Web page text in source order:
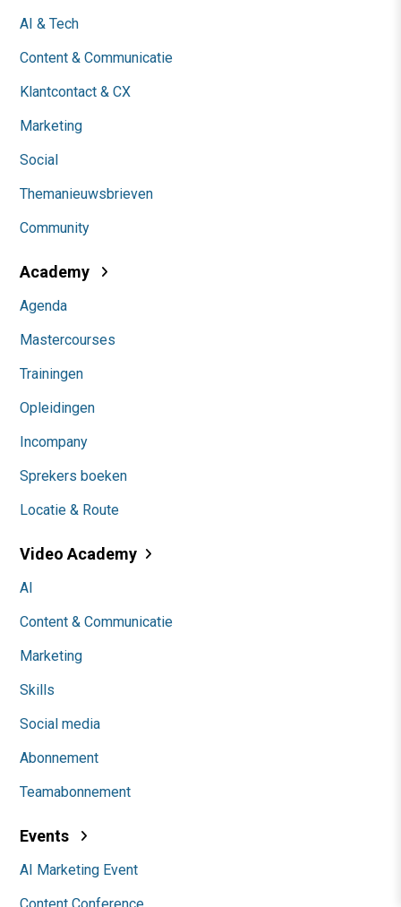
AI & Tech
Content & Communicatie
Klantcontact & CX
Marketing
Social
Themanieuwsbrieven
Community
Academy
Agenda
Mastercourses
Trainingen
Opleidingen
Incompany
Sprekers boeken
Locatie & Route
Video Academy
AI
Content & Communicatie
Marketing
Skills
Social media
Abonnement
Teamabonnement
Events
AI Marketing Event